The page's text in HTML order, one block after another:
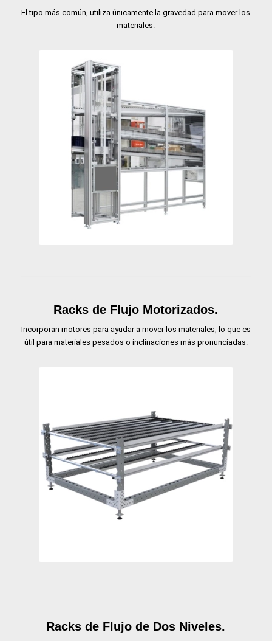
El tipo más común, utiliza únicamente la gravedad para mover los
materiales.
Racks de Flujo Motorizados.
Incorporan motores para ayudar a mover los materiales, lo que es
útil para materiales pesados o inclinaciones más pronunciadas.
Racks de Flujo de Dos Niveles.